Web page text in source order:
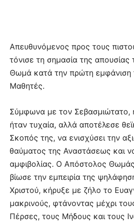
Απευθυνόμενος προς τους
τόνισε τη σημασία της
Θωμά κατά την πρώτη εμφάνιση
Μαθητές.
Σύμφωνα με τον Σεβασμιώτατο,
ήταν τυχαία, αλλά αποτέλεσε
Σκοπός της, να ενισχύσει την
θαύματος της Αναστάσεως και
αμφιβολίας. Ο Απόστολος
βίωσε την εμπειρία της
Χριστού, κήρυξε με ζήλο το
μακρινούς, φτάνοντας μέχρι
Πέρσες, τους Μήδους και τους